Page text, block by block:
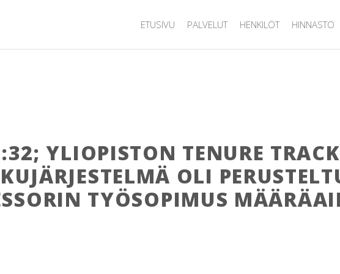
ETUSIVU PALVELUT HENKILÖT HINNASTO
YLIOPISTON TENURE
OLI
TYÖSOPIMUS